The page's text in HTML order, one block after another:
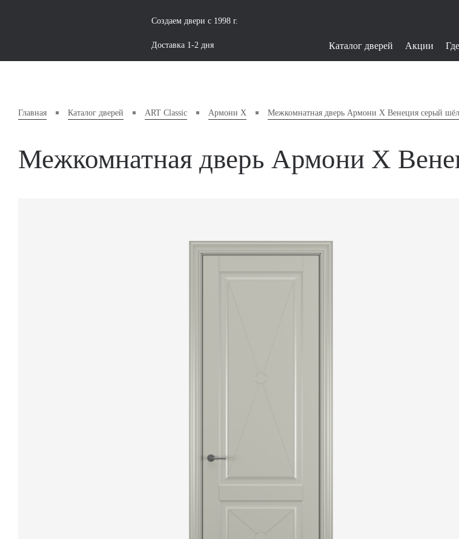
Создаем двери с 1998 г.
Доставка 1-2 дня Каталог дверей Акции
Главная Каталог дверей ART Classic Армони X Межкомнатная дверь Армони X Венеция серый
Межкомнатная дверь Армони X